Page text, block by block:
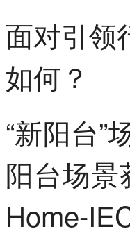
面对引领
如何？
“新阳台”
阳台场
Home-